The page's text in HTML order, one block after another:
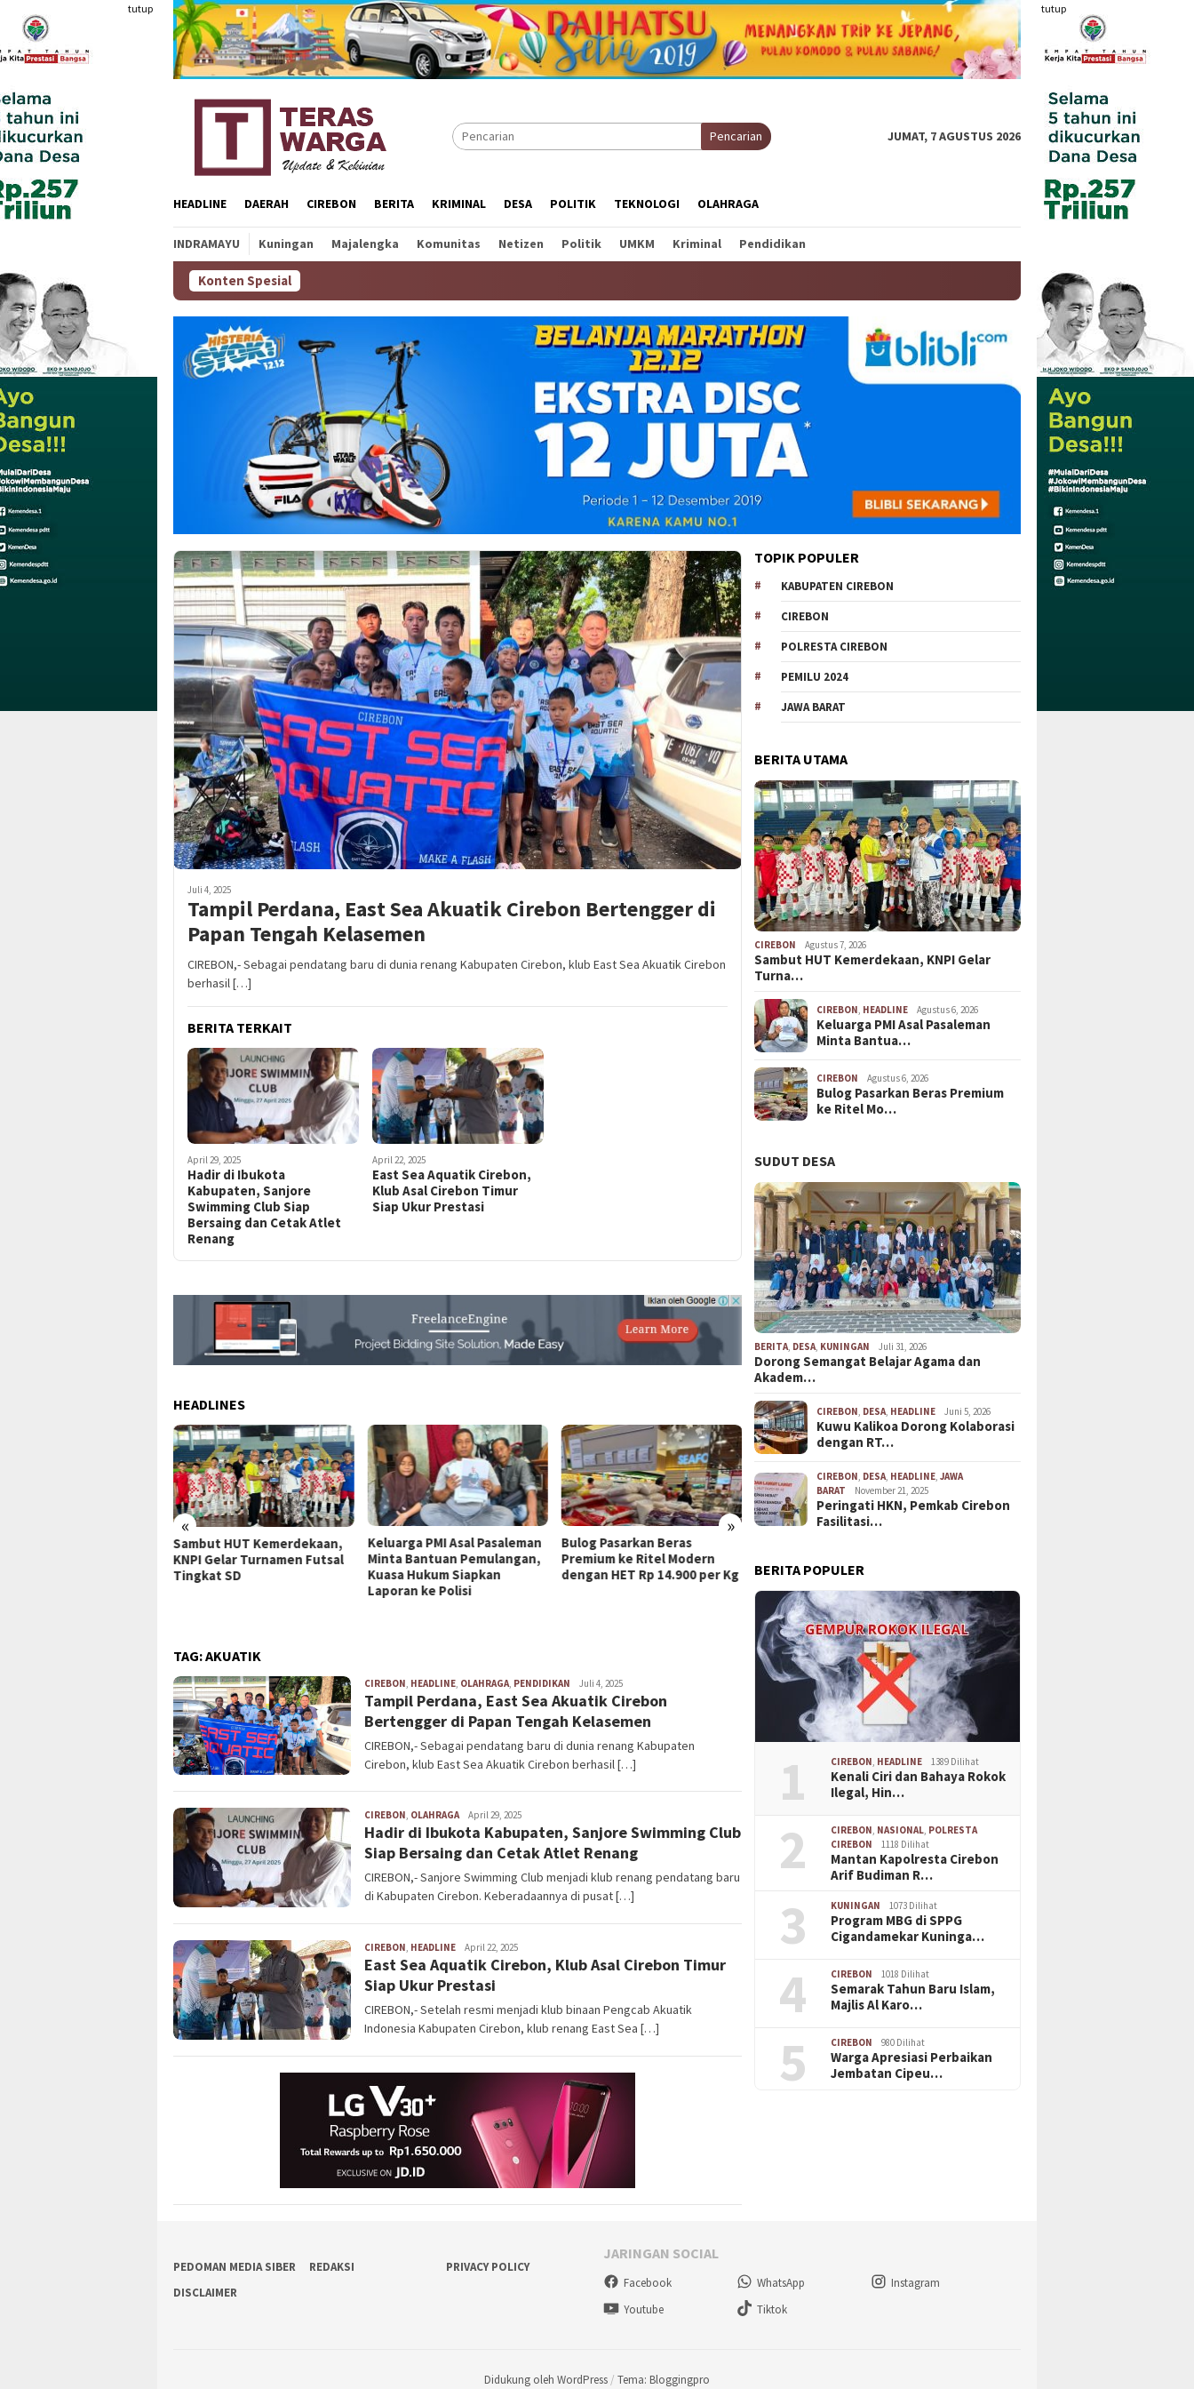
Loncat
konten
tutup tutup
Pencarian JUMAT, 7 AGUSTUS 2026
HEADLINE DAERAH CIREBON BERITA KRIMINAL DESA POLITIK TEKNOLOGI OLAHRAGA
INDRAMAYU Kuningan Majalengka Komunitas Netizen Politik UMKM Kriminal Pendidikan
Konten Spesial
Juli 4, 2025
Tampil Perdana, East Sea Akuatik Cirebon Bertengger di
Papan Tengah Kelasemen
CIREBON,- Sebagai pendatang baru di dunia renang Kabupaten Cirebon, klub East Sea Akuatik Cirebon
berhasil […]
BERITA TERKAIT
April 29, 2025
Hadir di Ibukota
Kabupaten, Sanjore
Swimming Club Siap
Bersaing dan Cetak Atlet
Renang
April 22, 2025
East Sea Aquatik Cirebon,
Klub Asal Cirebon Timur
Siap Ukur Prestasi
HEADLINES
« »
Keluarga PMI Asal Pasaleman
Minta Bantuan Pemulangan,
Kuasa Hukum Siapkan
Bulog Pasarkan Beras
Premium ke Ritel Modern
dengan HET Rp 14.900 per Kg
Provinsi Pasundan (Bagian IV)
Cirebon dan Pemdes Gebang
Ilir Perkuat Pencegahan
TPPO
TAG:AKUATIK
CIREBON HEADLINE OLAHRAGA PENDIDIKAN Adek
Juli 4, 2025
Tampil Perdana, East Sea Akuatik Cirebon
Bertengger di Papan Tengah Kelasemen
CIREBON,- Sebagai pendatang baru di dunia renang Kabupaten
Cirebon, klub East Sea Akuatik Cirebon berhasil […]
CIREBON, OLAHRAGAadmin
April 29, 2025
Hadir di Ibukota Kabupaten, Sanjore Swimming Club
Siap Bersaing dan Cetak Atlet Renang
CIREBON,- Sanjore Swimming Club menjadi klub renang pendatang baru
di Kabupaten Cirebon. Keberadaannya di pusat […]
CIREBON, HEADLINE Adek
April 22, 2025
East Sea Aquatik Cirebon, Klub Asal Cirebon Timur
Siap Ukur Prestasi
CIREBON,- Setelah resmi menjadi klub binaan Pengcab Akuatik
Indonesia Kabupaten Cirebon, klub renang East Sea […]
TOPIK POPULER
KABUPATEN CIREBON
CIREBON
POLRESTA CIREBON
PEMILU 2024
JAWA BARAT
BERITA UTAMA
CIREBON Agustus 7, 2026
Sambut HUT Kemerdekaan, KNPI Gelar
Turna…
CIREBON, HEADLINE Agustus 6, 2026
Keluarga PMI Asal Pasaleman
Minta Bantua…
CIREBON Agustus 6, 2026
Bulog Pasarkan Beras Premium
ke Ritel Mo…
SUDUT DESA
BERITA, DESA, KUNINGAN Juli 31, 2026
Dorong Semangat Belajar Agama dan
Akadem…
CIREBON, DESA, HEADLINE Juni 5, 2026
Kuwu Kalikoa Dorong Kolaborasi
dengan RT…
CIREBON, DESA, HEADLINE,JAWA
BARAT
November 21, 2025
Peringati HKN, Pemkab Cirebon
Fasilitasi…
BERITA POPULER
1 CIREBON HEADLINE 1389 Dilihat
Kenali Ciri dan Bahaya Rokok
Ilegal, Hin…
2 CIREBON NASIONAL POLRESTA
CIREBON
1118 Dilihat
Mantan Kapolresta Cirebon
Arif Budiman R…
3 KUNINGAN 1073 Dilihat
Program MBG di SPPG
Cigandamekar Kuninga…
4 CIREBON 1018 Dilihat
Semarak Tahun Baru Islam,
Majlis Al Karo…
5 CIREBON 980 Dilihat
Warga Apresiasi Perbaikan
Jembatan Cipeu…
PEDOMAN MEDIA SIBER REDAKSI
PRIVACY POLICY
DISCLAIMER
JARINGAN SOCIAL
Facebook WhatsApp
Instagram
Youtube
Tiktok
Didukung oleh WordPress/ Tema: Bloggingpro